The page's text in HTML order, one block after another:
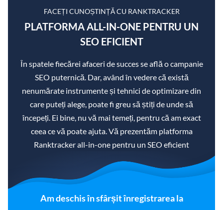
FACEȚI CUNOȘTINȚĂ CU RANKTRACKER
PLATFORMA ALL-IN-ONE PENTRU UN
SEO EFICIENT
În spatele fiecărei afaceri de succes se află o campanie
SEO puternică. Dar, având în vedere că există
nenumărate instrumente și tehnici de optimizare din
care puteți alege, poate fi greu să știți de unde să
începeți. Ei bine, nu vă mai temeți, pentru că am exact
ceea ce vă poate ajuta. Vă prezentăm platforma
Ranktracker all-in-one pentru un SEO eficient
Am deschis în sfârșit înregistrarea la